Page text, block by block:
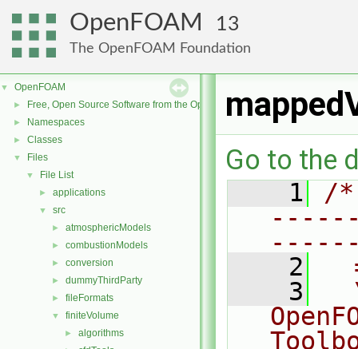
OpenFOAM 13
The OpenFOAM Foundation
▼ OpenFOAM
► Free, Open Source Software from the OpenFOAM Foundation
► Namespaces
► Classes
▼ Files
▼ File List
► applications
▼ src
► atmosphericModels
► combustionModels
► conversion
► dummyThirdParty
► fileFormats
▼ finiteVolume
► algorithms
Go to the
    1
/
    2
    3